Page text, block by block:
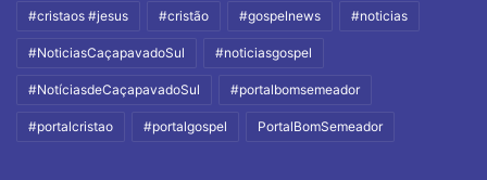
#cristaos #jesus #cristão #gospelnews #noticias
#NoticiasCaçapavadoSul #noticiasgospel
#NotíciasdeCaçapavadoSul #portalbomsemeador
#portalcristao #portalgospel PortalBomSemeador